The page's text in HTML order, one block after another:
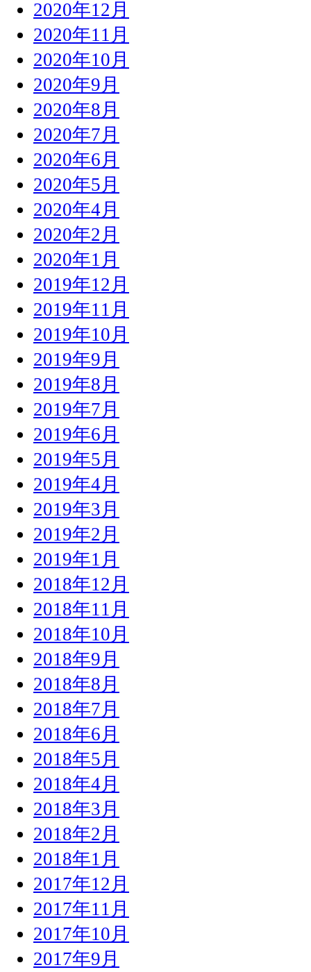
2020年12月
2020年11月
2020年10月
2020年9月
2020年8月
2020年7月
2020年6月
2020年5月
2020年4月
2020年2月
2020年1月
2019年12月
2019年11月
2019年10月
2019年9月
2019年8月
2019年7月
2019年6月
2019年5月
2019年4月
2019年3月
2019年2月
2019年1月
2018年12月
2018年11月
2018年10月
2018年9月
2018年8月
2018年7月
2018年6月
2018年5月
2018年4月
2018年3月
2018年2月
2018年1月
2017年12月
2017年11月
2017年10月
2017年9月